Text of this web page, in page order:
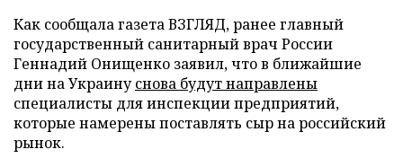
Как сообщала газета ВЗГЛЯД, ранее главный
государственный санитарный врач России
Геннадий Онищенко заявил, что в ближайшие
дни на Украинуснова будут направлены
специалисты для инспекции предприятий,
которые намерены поставлять сыр на российский
рынок.